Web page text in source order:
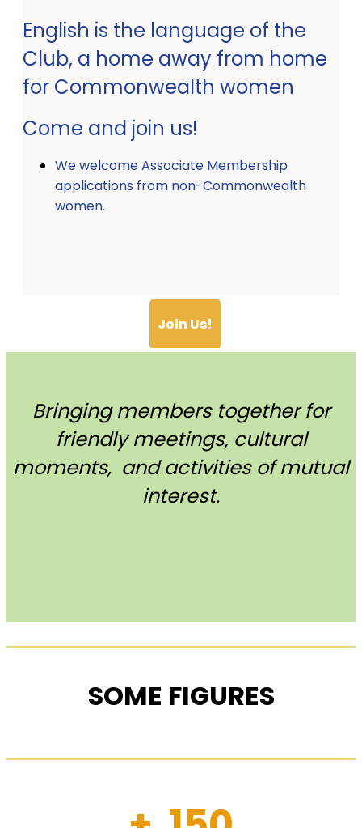
English is the language of the
Club, a home away from home
for Commonwealth women
Come and join us!
We welcome Associate Membership
applications from non-Commonwealth
women.
Join Us!
Bringing members together for
friendly meetings, cultural
moments, and activities of mutual
interest.
SOME FIGURES